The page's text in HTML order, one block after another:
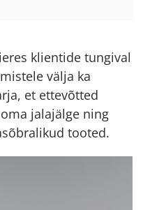
klientide tungival
välja ka
et ettevõtted
jalajälge ning
tooted.